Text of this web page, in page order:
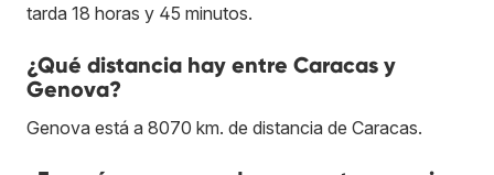
tarda 18 horas y 45 minutos.
¿Qué distancia hay entre Caracas y
Genova?
Genova está a 8070 km. de distancia de Caracas.